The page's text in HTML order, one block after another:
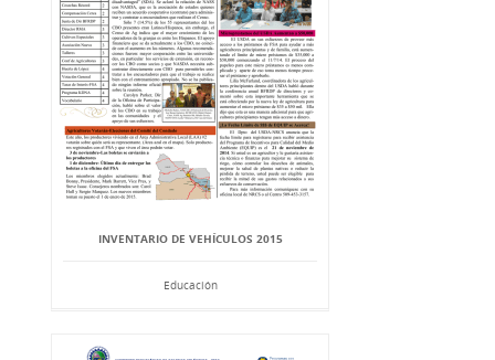
INVENTARIO DE VEHÍCULOS 2015
Educación